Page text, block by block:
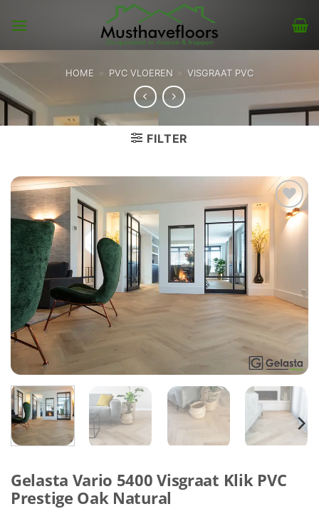
HOME » PVC VLOEREN » VISGRAAT PVC
FILTER
Toevoegen
aan
verlanglijst
Gelasta Vario 5400 Visgraat Klik PVC
Prestige Oak Natural